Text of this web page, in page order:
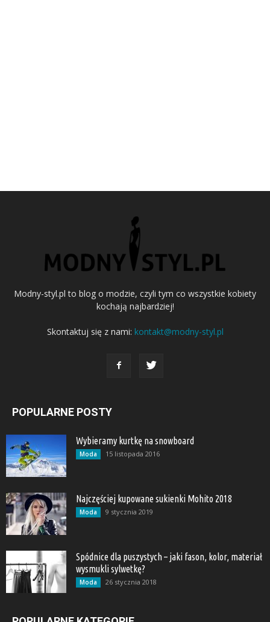
Modny-styl.pl to blog o modzie, czyli tym co wszystkie kobiety
kochają najbardziej!
Skontaktuj się z nami: kontakt@modny-styl.pl
POPULARNE POSTY
Wybieramy kurtkę na snowboard
Moda 15 listopada 2016
Najczęściej kupowane sukienki Mohito 2018
Moda 9 stycznia 2019
Spódnice dla puszystych – jaki fason, kolor, materiał
wysmukli sylwetkę?
Moda 26 stycznia 2018